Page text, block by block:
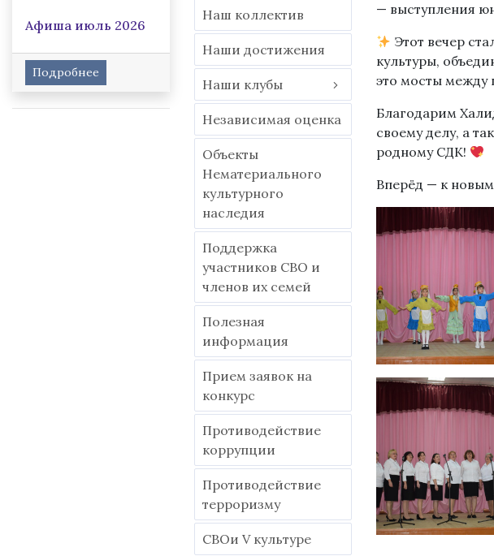
Афиша июль 2026
Подробнее
Наш коллектив
Наши достижения
Наши клубы
Независимая оценка
Объекты
Нематериального
культурного
наследия
Поддержка
участников СВО и
членов их семей
Полезная
информация
Прием заявок на
конкурс
Противодействие
коррупции
Противодействие
терроризму
СВОи V культуре
— выступления
Этот вечер
культуры,
это мосты между
Благодарим
своему делу, а
родному СДК!
Вперёд — к